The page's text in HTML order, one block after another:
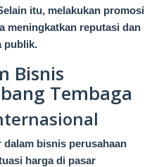
itu, melakukan promosi
meningkatkan reputasi dan
publik.
Bisnis
Tembaga
bisnis perusahaan
harga di pasar